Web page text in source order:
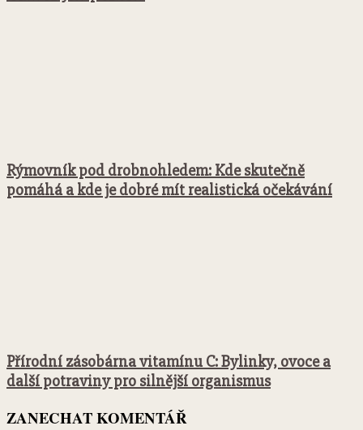
Rýmovník pod drobnohledem: Kde skutečně
pomáhá a kde je dobré mít realistická očekávání
Přírodní zásobárna vitamínu C: Bylinky, ovoce a
další potraviny pro silnější organismus
ZANECHAT KOMENTÁŘ